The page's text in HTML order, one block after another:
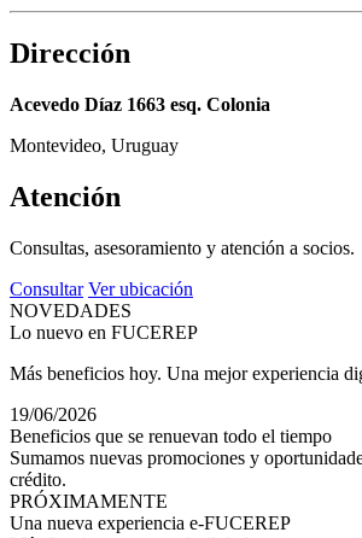
Dirección
Acevedo Díaz 1663 esq. Colonia
Montevideo, Uruguay
Atención
Consultas, asesoramiento y atención a socios.
Consultar Ver ubicación
NOVEDADES
Lo nuevo en FUCEREP
Más beneficios hoy. Una mejor experiencia
19/06/2026
Beneficios que se renuevan todo el tiempo
Sumamos nuevas promociones y
crédito.
PRÓXIMAMENTE
Una nueva experiencia e-FUCEREP